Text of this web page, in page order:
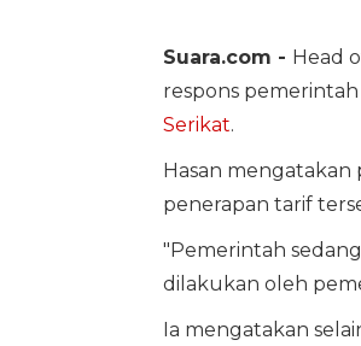
Suara.com - Head
respons
Serikat.
Hasan
penerapan tarif
"Pemerintah
dilakukan oleh
Ia mengatakan